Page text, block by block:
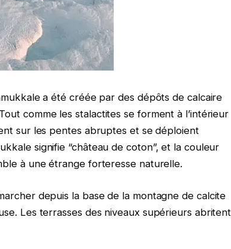
a été créée par des dépôts de calcaire
comme les stalactites se forment à l’intérieur
sur les pentes abruptes et se déploient
signifie “château de coton”, et la couleur
à une étrange forteresse naturelle.
depuis la base de la montagne de calcite
Les terrasses des niveaux supérieurs abritent